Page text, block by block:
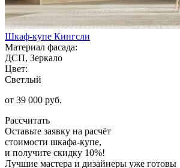
Шкаф-купе Кингсли
Материал фасада:
ДСП, Зеркало
Цвет:
Светлый
от 39 000 руб.
Рассчитать
Оставьте заявку на расчёт
стоимости шкафа-купе,
и получите скидку 10%!
Лучшие мастера и дизайнеры уже готовы